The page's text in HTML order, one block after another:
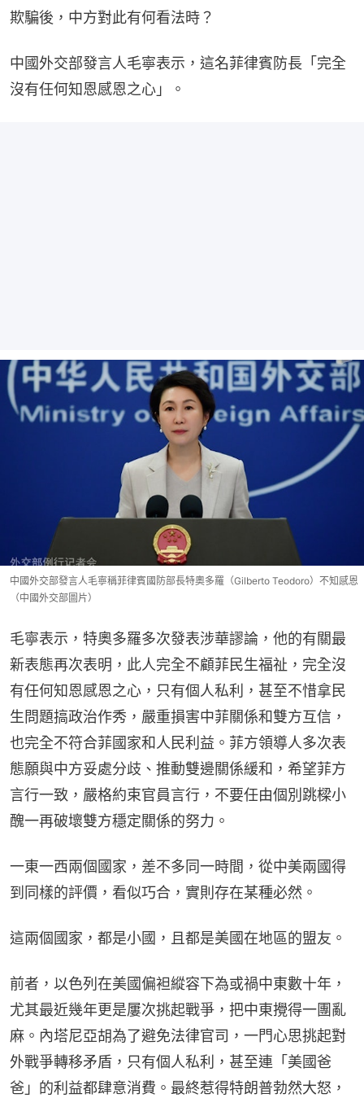
欺騙後，中方對此有何看法時？
中國外交部發言人毛寧表示，這名菲律賓防長「完全
沒有任何知恩感恩之心」。
中國外交部發言人毛寧稱菲律賓國防部長特奧多羅（Gilberto Teodoro）不知感恩
（中國外交部圖片）
毛寧表示，特奧多羅多次發表涉華謬論，他的有關最
新表態再次表明，此人完全不顧菲民生福祉，完全沒
有任何知恩感恩之心，只有個人私利，甚至不惜拿民
生問題搞政治作秀，嚴重損害中菲關係和雙方互信，
也完全不符合菲國家和人民利益。菲方領導人多次表
態願與中方妥處分歧、推動雙邊關係緩和，希望菲方
言行一致，嚴格約束官員言行，不要任由個別跳樑小
醜一再破壞雙方穩定關係的努力。
一東一西兩個國家，差不多同一時間，從中美兩國得
到同樣的評價，看似巧合，實則存在某種必然。
這兩個國家，都是小國，且都是美國在地區的盟友。
前者，以色列在美國偏袒縱容下為或禍中東數十年，
尤其最近幾年更是屢次挑起戰爭，把中東攪得一團亂
麻。內塔尼亞胡為了避免法律官司，一門心思挑起對
外戰爭轉移矛盾，只有個人私利，甚至連「美國爸
爸」的利益都肆意消費。最終惹得特朗普勃然大怒，